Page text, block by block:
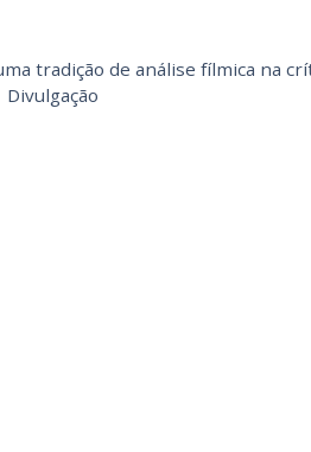
tradição de análise fílmica na